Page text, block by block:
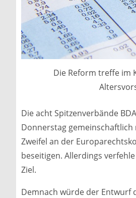
Die Reform treffe im
Die acht Spitzenverbände
Donnerstag
Zweifel an der
beseitigen. Allerdings
Ziel.
Demnach würde der Entwurf